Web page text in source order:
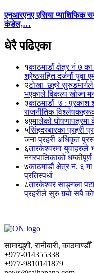
एनआरएनए एसिया प्याशिफिक
कंडेल,…
धेरै पढिएका
१काठमाडौं क्षेत्र नं ७
श्रेष्ठसहित दर्जनौं युवा
२टोखा–छहरे
भएकाले विकल्प खोज्न
३काठमाडौं–७ : प्रकाश
राजनीतिक
४एमालेको घोषणापत्रमा
५सिंहदरबारका प्रहरी
जना प्रहरी अधिकृत
६तारकेश्वरमा युवाहरुले
नगरपालिकाको धम्कीपूर्ण
७काठमाडौं क्षेत्र नं. ६
प्रतिस्पर्धा
८तारकेश्वर साङ्गला
प्रहरीले सुरु गर्‍यो सबै
सामाखुशी, रानीबारी, काठमाण्डौँ
+977-014355338
+977-9810141879